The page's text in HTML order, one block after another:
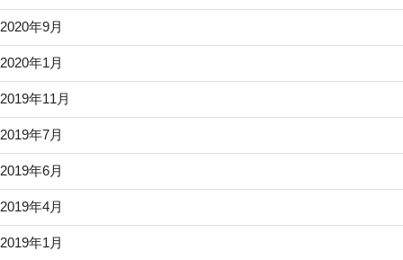
2020年9月
2020年1月
2019年11月
2019年7月
2019年6月
2019年4月
2019年1月